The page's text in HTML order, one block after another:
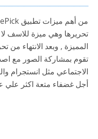
تحريرها وهي ميزة للاسف
المميزة , وبعد الانتهاء
تقوم بمشاركة الصور مع
الاجتماعي مثل انستجرام
أجل غضفاء متعة اكثر علي